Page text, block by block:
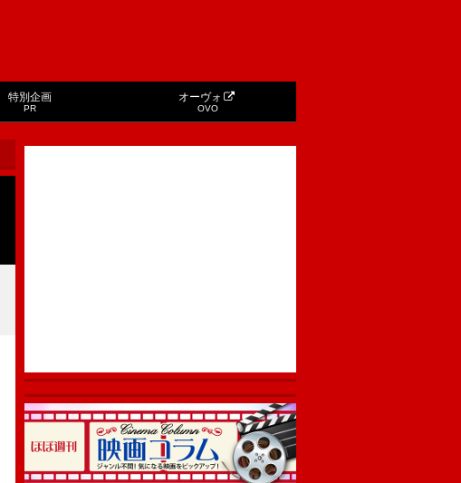
特別企画
PR
オーヴォ
OVO